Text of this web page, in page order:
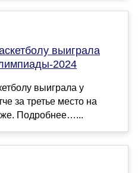
выиграла
выиграла у
за третье место на
Подробнее…...